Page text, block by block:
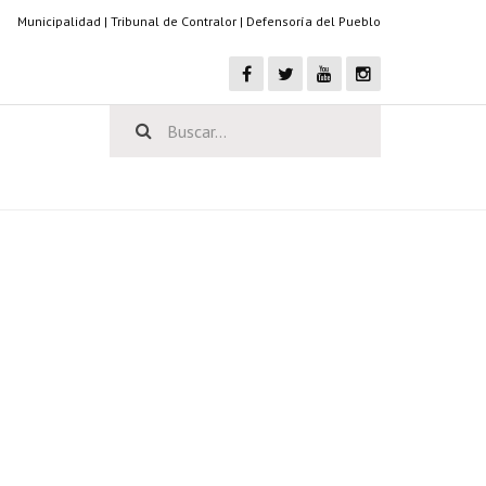
Municipalidad | Tribunal de Contralor | Defensoría del Pueblo